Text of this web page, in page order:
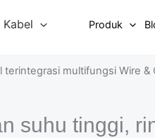
Produk
multifungsi Wire &
suhu tinggi,